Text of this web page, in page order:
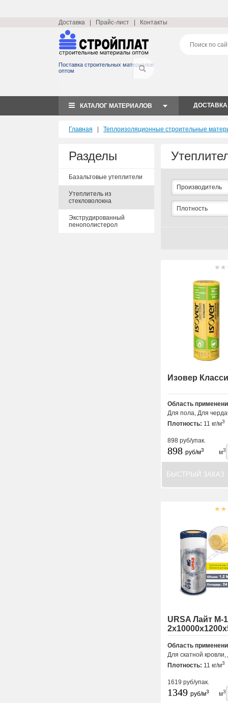
Доставка Прайс-лист Контакты
Поставка строительных материалов
оптом
КАТАЛОГ МАТЕРИАЛОВ ДОСТАВКА
Главная Теплоизоляционные строительные
Разделы
Базальтовые утеплители
Утеплитель из
стекловолокна
Экструдированный
пенополистерол
Производитель
Плотность
Изовер
Область
Для пола, Для
Плотность: 11 кг/м3
898 руб/упак.
898 руб/м3 м3
БЫСТРЫЙ ЗАКАЗ
URSA Лайт М-
Область
Для скатной кровли,
Плотность: 11 кг/м3
1619 руб/упак.
1349 руб/м3 м3